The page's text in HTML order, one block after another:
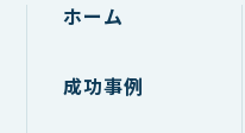
ホーム
成功事例